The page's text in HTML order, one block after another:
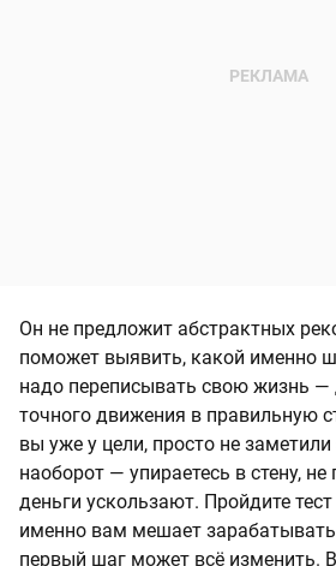
Он не предложит абстрактных
поможет выявить, какой именно
надо переписывать свою жизнь —
точного движения в правильную
вы уже у цели, просто не заметили
наоборот — упираетесь в стену,
деньги ускользают. Пройдите тест
именно вам мешает
первый шаг может всё изменить.